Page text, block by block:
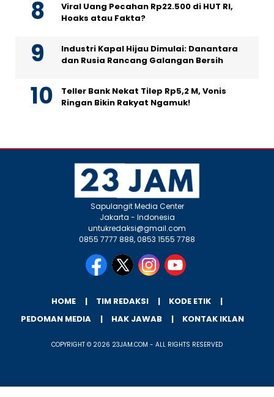
Viral Uang Pecahan Rp22.500 di HUT RI,
Hoaks atau Fakta?
Industri Kapal Hijau Dimulai: Danantara
dan Rusia Rancang Galangan Bersih
Teller Bank Nekat Tilep Rp5,2 M, Vonis
Ringan Bikin Rakyat Ngamuk!
Sapulangit Media Center
Jakarta - Indonesia
untukredaksi@gmail.com
0855 7777 888, 0853 1555 7788
HOME TIM REDAKSI
KODE ETIK
PEDOMAN MEDIA
HAK JAWAB KONTAK IKLAN
COPYRIGHT © 2026 23JAM.COM - ALL RIGHTS RESERVED